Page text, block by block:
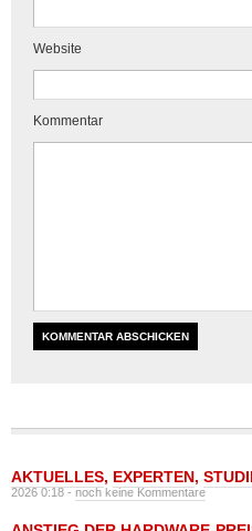
Website
Kommentar
AKTUELLES, EXPERTEN,
2026 0:18 -noch keine Kommentare